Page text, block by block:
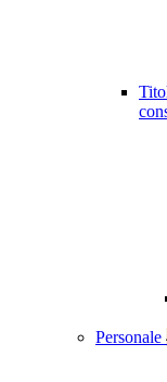
Personale